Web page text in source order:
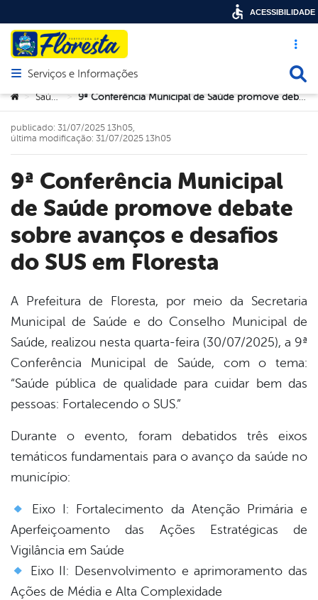
Acesso
Abrir menu principal de navegação
Serviços e Informações
Você está aqui:
> Saúde > 9ª Conferência Municipal de Saúde promove debate sobre avanços e desafios do SUS em Floresta
9ª Conferência Municipal
de Saúde promove debate
sobre avanços e desafios
do SUS em Floresta
publicado: 31/07/2025 13h05,
última modificação: 31/07/2025 13h05
A Prefeitura de Floresta, por meio da Secretaria
Municipal de Saúde e do Conselho Municipal de
Saúde, realizou nesta quarta-feira (30/07/2025), a 9ª
Conferência Municipal de Saúde, com o tema:
“Saúde pública de qualidade para cuidar bem das
pessoas: Fortalecendo o SUS.”
Durante o evento, foram debatidos três eixos
temáticos fundamentais para o avanço da saúde no
município:
Eixo I: Fortalecimento da Atenção Primária e
Aperfeiçoamento das Ações Estratégicas de
Vigilância em Saúde
Eixo II: Desenvolvimento e aprimoramento das
Ações de Média e Alta Complexidade
ACESSIBILIDADE